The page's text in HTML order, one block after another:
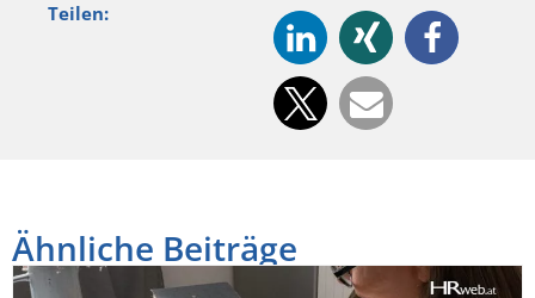
Teilen:
Ähnliche Beiträge